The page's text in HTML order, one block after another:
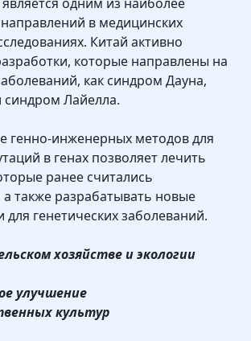
в медицинских
Китай активно
которые направлены на
как синдром Дауна,
синдром Лайелла.
генно-инженерных методов для
в генах позволяет лечить
ранее считались
также разрабатывать новые
генетических заболеваний.
хозяйстве и экологии
улучшение
культур